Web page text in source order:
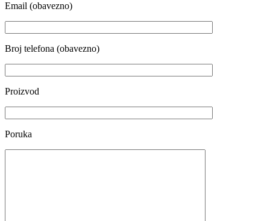
Email (obavezno)
Broj telefona (obavezno)
Proizvod
Poruka